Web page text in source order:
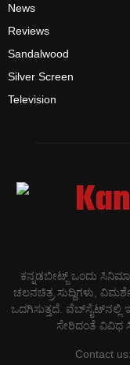
News
Reviews
Sandalwood
Silver Screen
Television
ಕನ್ನಡಬೀಟ್ಜ್ ಒಂದು
ಚಲನಚಿತ್ರ ಸುದ್ದಿಗಳು,
ಒದಗಿಸುತ್ತದೆ. ವೆಬ್‌ಸೈಟ್‌ನಲ್ಲಿ
ಸೇರಿದಂತೆ ವಿವಿಧ
Contact us: